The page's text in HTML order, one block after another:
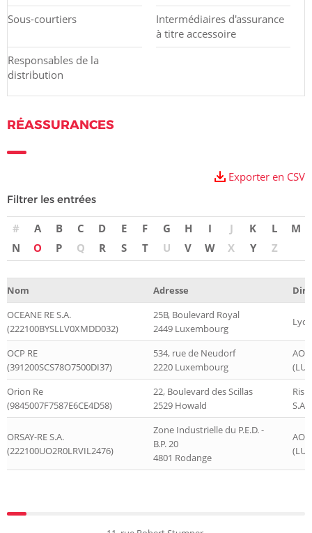
Sous-courtiers
Intermédiaires d'assurance
à titre accessoire
Responsables de la
distribution
RÉASSURANCES
Exporter en CSV
Filtrer les entrées
# A B C D E F G H I J K L
M
N
O P Q R S T U V W X Y Z
Nom Adresse
OCEANE RE S.A.
(222100BYSLLV0XMDD032)
25B, Boulevard Royal
2449 Luxembourg
OCP RE
(391200SCS78O7500DI37)
534, rue de Neudorf
2220 Luxembourg
Orion Re
(9845007F7587E6CE4D58)
22, Boulevard des Scillas
2529 Howald
S.A.
ORSAY-RE S.A.
(222100UO2R0LRVIL2476)
Zone Industrielle du P.E.D. -
B.P. 20
4801 Rodange